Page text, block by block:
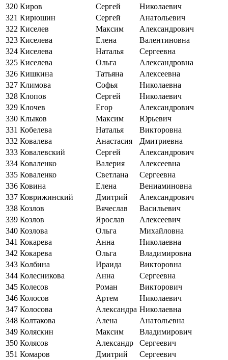
320 Киров Сергей
Николаевич
321 Кирюшин Сергей
Анатольевич
322 Киселев Максим
Александрович
323 Киселева Елена
Валентиновна
324 Киселева Наталья
Сергеевна
325 Киселева Ольга
Александровна
326 Кишкина Татьяна
Алексеевна
327 Климова Софья
Николаевна
328 Клопов Сергей
Николаевич
329 Клочев Егор
Александрович
330 Клыков Максим
Юрьевич
331 Кобелева Наталья
Викторовна
332 Ковалева Анастасия
Дмитриевна
333 Ковалевский Сергей
Александрович
334 Коваленко Валерия
Алексеевна
335 Коваленко Светлана
Сергеевна
336 Ковина Елена
Вениаминовна
337 Коврижинский Дмитрий
Александрович
338 Козлов Вячеслав
Васильевич
339 Козлов Ярослав
Алексеевич
340 Козлова Ольга
Михайловна
341 Кокарева Анна
Николаевна
342 Кокарева Ольга
Владимировна
343 Колбина Ираида
Викторовна
344 Колесникова Анна
Сергеевна
345 Колесов Роман
Викторович
346 Колосов Артем
Николаевич
347 Колосова Александра Николаевна
348 Колтакова Алена
Анатольевна
349 Коляскин Максим
Владимирович
350 Колясов Александр
Сергеевич
351 Комаров Дмитрий
Сергеевич